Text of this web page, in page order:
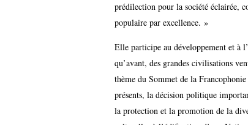
prédilection pour la société éclairée,
populaire par excellence. »
Elle participe au développement et à
qu’avant, des grandes civilisations
thème du Sommet de la
présents, la décision politique
la protection et la promotion de la